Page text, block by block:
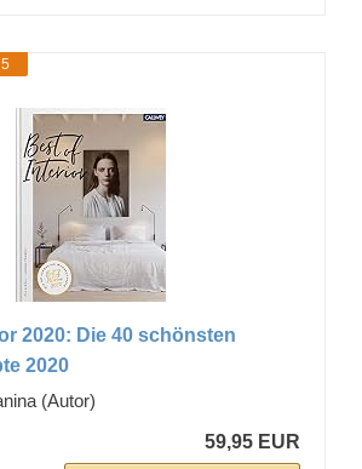
2020: Die 40 schönsten
2020
(Autor)
59,95 EUR